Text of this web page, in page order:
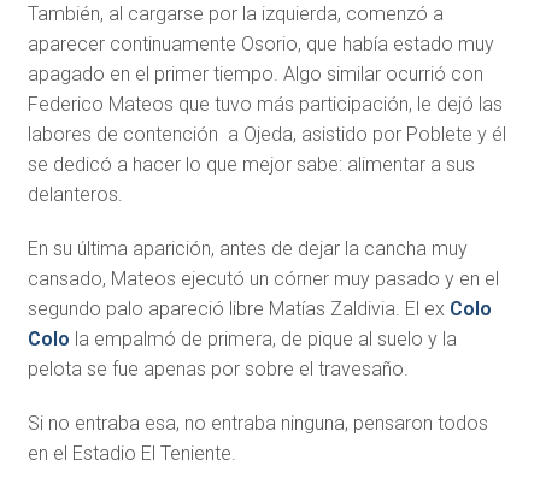
También, al cargarse por la izquierda, comenzó a
aparecer continuamente Osorio, que había estado muy
apagado en el primer tiempo. Algo similar ocurrió con
Federico Mateos que tuvo más participación, le dejó las
labores de contención a Ojeda, asistido por Poblete y él
se dedicó a hacer lo que mejor sabe: alimentar a sus
delanteros.
En su última aparición, antes de dejar la cancha muy
cansado, Mateos ejecutó un córner muy pasado y en el
segundo palo apareció libre Matías Zaldivia. El ex Colo
Colo la empalmó de primera, de pique al suelo y la
pelota se fue apenas por sobre el travesaño.
Si no entraba esa, no entraba ninguna, pensaron todos
en el Estadio El Teniente.